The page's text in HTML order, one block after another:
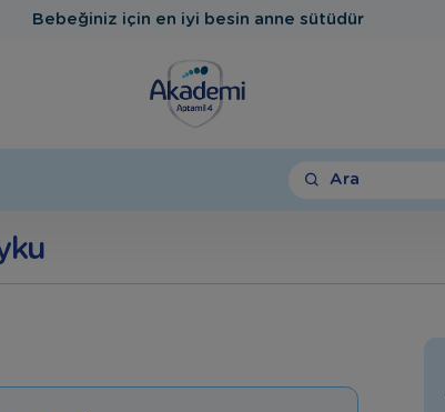
Bebeğiniz için en iyi besin anne sütüdür
Ara